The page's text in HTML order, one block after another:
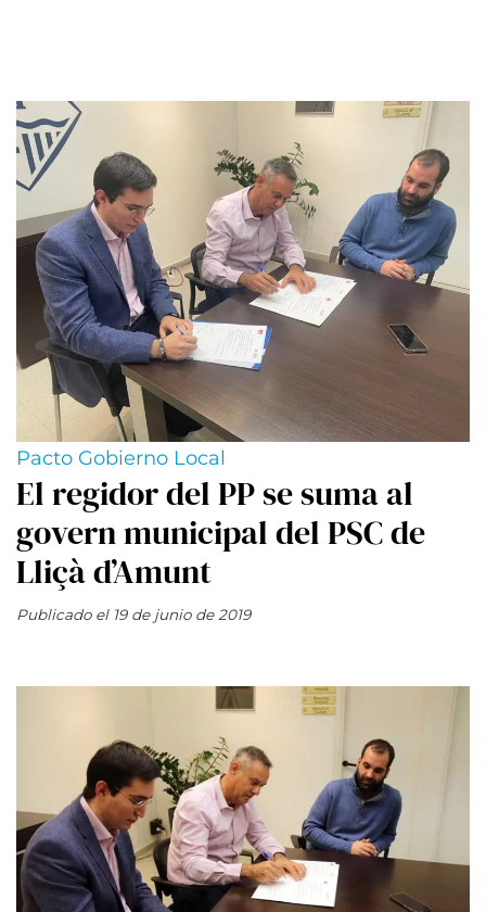
Pacto Gobierno Local
El regidor del PP se suma al
govern municipal del PSC de
Lliçà d’Amunt
Publicado el 19 de junio de 2019